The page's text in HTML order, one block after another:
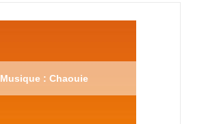
Musique : Chaouie